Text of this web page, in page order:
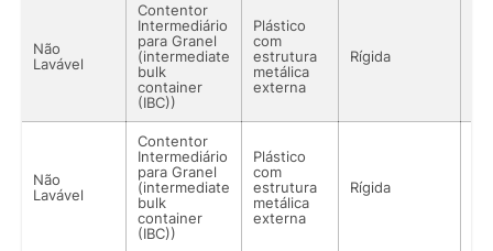
Não
Lavável
Contentor
Intermediário
para Granel
(intermediate
bulk
container
(IBC))
Plástico
com
estrutura
metálica
externa
Rígida
Não
Lavável
Contentor
Intermediário
para Granel
(intermediate
bulk
container
(IBC))
Plástico
com
estrutura
metálica
externa
Rígida